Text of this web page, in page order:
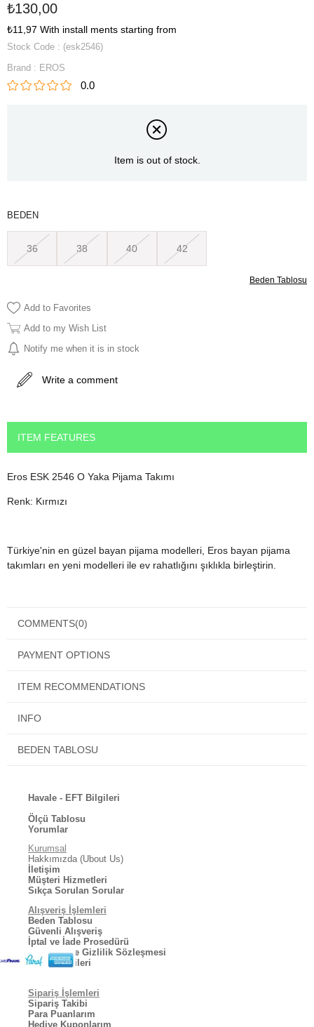
₺130,00
₺11,97 With install ments starting from
Stock Code
(esk2546)
Brand : EROS
0.0
Item is out of stock.
BEDEN
36 38 40 42
Beden Tablosu
Add to Favorites
Add to my Wish List
Notify me when it is in stock
Write a comment
ITEM FEATURES
Eros ESK 2546 O Yaka Pijama Takımı
Renk: Kırmızı
Türkiye'nin en güzel bayan pijama modelleri, Eros bayan pijama
takımları en yeni modelleri ile ev rahatlığını şıklıkla birleştirin.
talimatına uyduğunuz taktirde daha uzun süre kullanabileceksiniz.
COMMENTS(0)
PAYMENT OPTIONS
ITEM RECOMMENDATIONS
INFO
BEDEN TABLOSU
Havale - EFT Bilgileri
Ölçü Tablosu
Yorumlar
Kurumsal
Hakkımızda (Ubout Us)
İletişim
Müşteri Hizmetleri
Sıkça Sorulan Sorular
Alışveriş İşlemleri
Beden Tablosu
Güvenli Alışveriş
İptal ve İade Prosedürü
Kullanıcı ve Gizlilik Sözleşmesi
Kargo Bilgileri
Sipariş İşlemleri
Sipariş Takibi
Para Puanlarım
Hediye Kuponlarım